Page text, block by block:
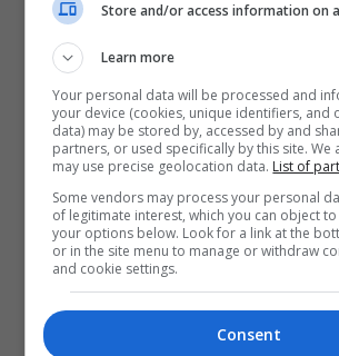
Store and/or access information on
Learn more
Your personal data will be processed and
your device (cookies, unique identifiers, and
data) may be stored by, accessed by and
partners, or used specifically by this site.
may use precise geolocation data. List of
Some vendors may process your personal
of legitimate interest, which you can object
your options below. Look for a link at the
or in the site menu to manage or withdraw
and cookie settings.
Consent